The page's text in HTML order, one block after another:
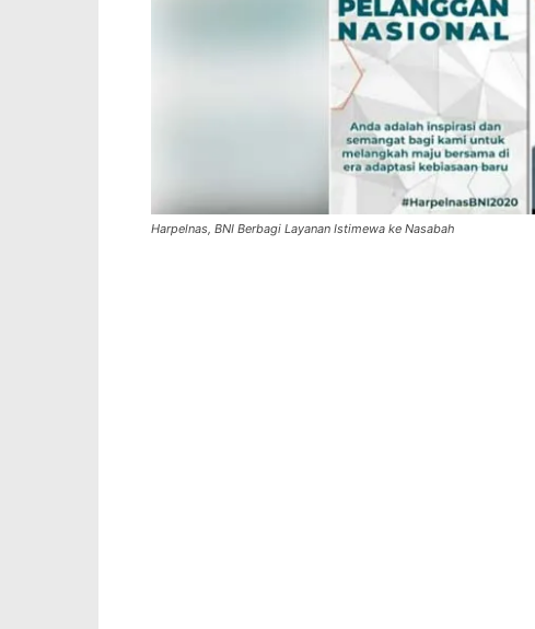
Harpelnas, BNI Berbagi Layanan Istimewa ke Nasabah